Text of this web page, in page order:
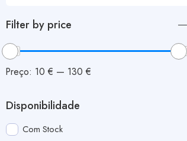
Filter by price
Preço: 10 € — 130 €
Disponibilidade
Com Stock